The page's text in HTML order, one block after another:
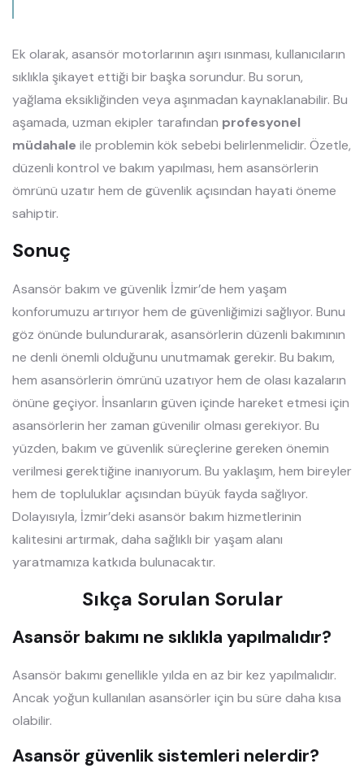
Ek olarak, asansör motorlarının aşırı ısınması, kullanıcıların
sıklıkla şikayet ettiği bir başka sorundur. Bu sorun,
yağlama eksikliğinden veya aşınmadan kaynaklanabilir. Bu
aşamada, uzman ekipler tarafından profesyonel
müdahale ile problemin kök sebebi belirlenmelidir. Özetle,
düzenli kontrol ve bakım yapılması, hem asansörlerin
ömrünü uzatır hem de güvenlik açısından hayati öneme
sahiptir.
Sonuç
Asansör bakım ve güvenlik İzmir’de hem yaşam
konforumuzu artırıyor hem de güvenliğimizi sağlıyor. Bunu
göz önünde bulundurarak, asansörlerin düzenli bakımının
ne denli önemli olduğunu unutmamak gerekir. Bu bakım,
hem asansörlerin ömrünü uzatıyor hem de olası kazaların
önüne geçiyor. İnsanların güven içinde hareket etmesi için
asansörlerin her zaman güvenilir olması gerekiyor. Bu
yüzden, bakım ve güvenlik süreçlerine gereken önemin
verilmesi gerektiğine inanıyorum. Bu yaklaşım, hem bireyler
hem de topluluklar açısından büyük fayda sağlıyor.
Dolayısıyla, İzmir’deki asansör bakım hizmetlerinin
kalitesini artırmak, daha sağlıklı bir yaşam alanı
yaratmamıza katkıda bulunacaktır.
Sıkça Sorulan Sorular
Asansör bakımı ne sıklıkla yapılmalıdır?
Asansör bakımı genellikle yılda en az bir kez yapılmalıdır.
Ancak yoğun kullanılan asansörler için bu süre daha kısa
olabilir.
Asansör güvenlik sistemleri nelerdir?